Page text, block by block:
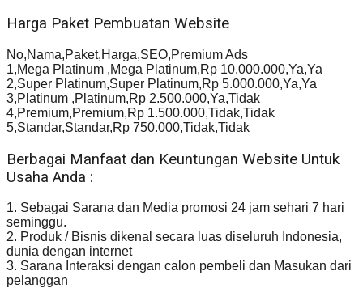
Harga Paket Pembuatan Website
No,Nama,Paket,Harga,SEO,Premium Ads
1,Mega Platinum ,Mega Platinum,Rp 10.000.000,Ya,Ya
2,Super Platinum,Super Platinum,Rp 5.000.000,Ya,Ya
3,Platinum ,Platinum,Rp 2.500.000,Ya,Tidak
4,Premium,Premium,Rp 1.500.000,Tidak,Tidak
5,Standar,Standar,Rp 750.000,Tidak,Tidak
Berbagai Manfaat dan Keuntungan Website Untuk
Usaha Anda :
1. Sebagai Sarana dan Media promosi 24 jam sehari 7 hari
seminggu.
2. Produk / Bisnis dikenal secara luas diseluruh Indonesia,
dunia dengan internet
3. Sarana Interaksi dengan calon pembeli dan Masukan dari
pelanggan